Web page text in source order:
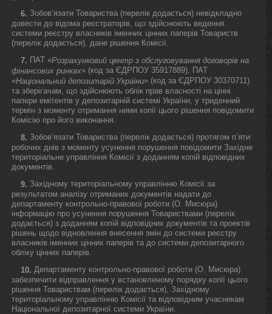
6. Зобов’язати Товариства (перелік додається) невідкладно
довести до відома реєстраторів, що здійснюють ведення
системи реєстру власників іменних цінних паперів Товариств
(перелік додається), дане рішення Комісії.
7. ПАТ «Розрахунковий центр з обслуговування договорів на
фінансових ринках» (код за ЄДРПОУ 35917889), ПАТ
«Національний депозитарій України» (код за ЄДРПОУ 30370711)
та зберігачам, що здійснюють облік прав власності на цінні
папери емітентів у депозитарній системі України, у триденний
термін з моменту отримання ними копії цього рішення повідомити
Комісію про його виконання.
8. Зобов’язати Товариства (перелік додається) протягом п’яти
робочих днів з моменту усунення порушення повідомити Західне
територіальне управління Комісії з доданням копій відповідних
документів.
9. Західному територіальному управлінню Комісії за
результатом аналізу отриманих документів надати до
департаменту контрольно-правової роботи (О. Мисюра)
інформацію про усунення порушення Товариствами (перелік
додається) з доданням копій відповідних документів та проектів
рішень щодо відновлення внесення змін до системи реєстру
власників іменних цінних паперів та до системи депозитарного
обліку цінних паперів.
10. Департаменту контрольно-правової роботи (О. Мисюра)
забезпечити відправлення у встановленому порядку копії цього
рішення Товариствам (перелік додається), Західному
територіальному управлінню Комісії та відповідним учасникам
Національної депозитарної системи України.